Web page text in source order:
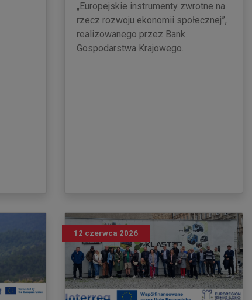
„Europejskie instrumenty zwrotne na
rzecz rozwoju ekonomii społecznej”,
realizowanego przez Bank
Gospodarstwa Krajowego.
12 czerwca 2026